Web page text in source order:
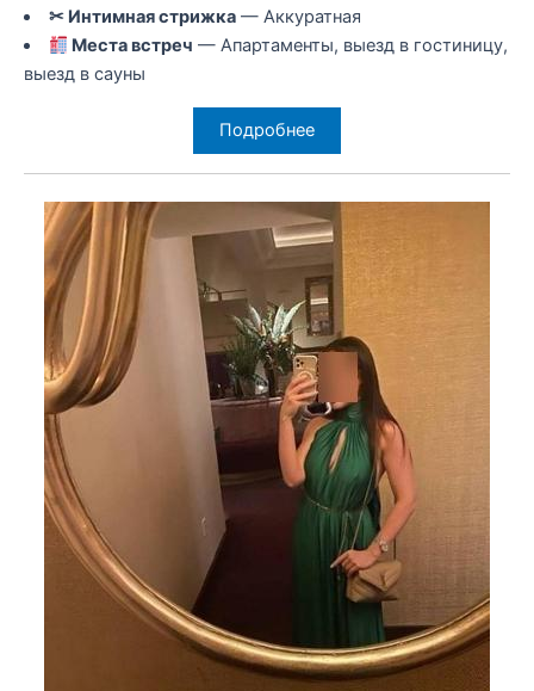
✂ Интимная стрижка— Аккуратная
Места встреч — Апартаменты, выезд в гостиницу,
выезд в сауны
Подробнее